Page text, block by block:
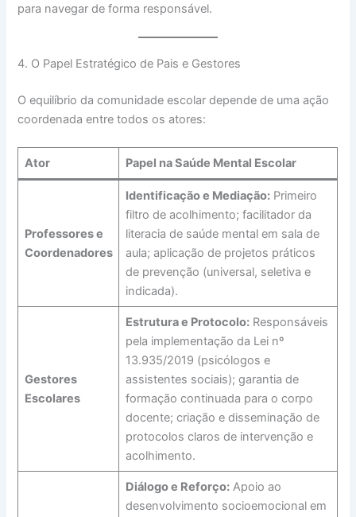
para navegar de forma responsável.
4. O Papel Estratégico de Pais e Gestores
O equilíbrio da comunidade escolar depende de uma ação
coordenada entre todos os atores:
Ator Papel na Saúde Mental Escolar
Professores e
Coordenadores
Identificação e Mediação:Primeiro
filtro de acolhimento; facilitador da
literacia de saúde mental em sala de
aula; aplicação de projetos práticos
de prevenção (universal, seletiva e
indicada).
Gestores
Escolares
Estrutura e Protocolo:Responsáveis
pela implementação da Lei nº
13.935/2019 (psicólogos e
assistentes sociais); garantia de
formação continuada para o corpo
docente; criação e disseminação de
protocolos claros de intervenção e
acolhimento.
Diálogo e Reforço:Apoio ao
desenvolvimento socioemocional em